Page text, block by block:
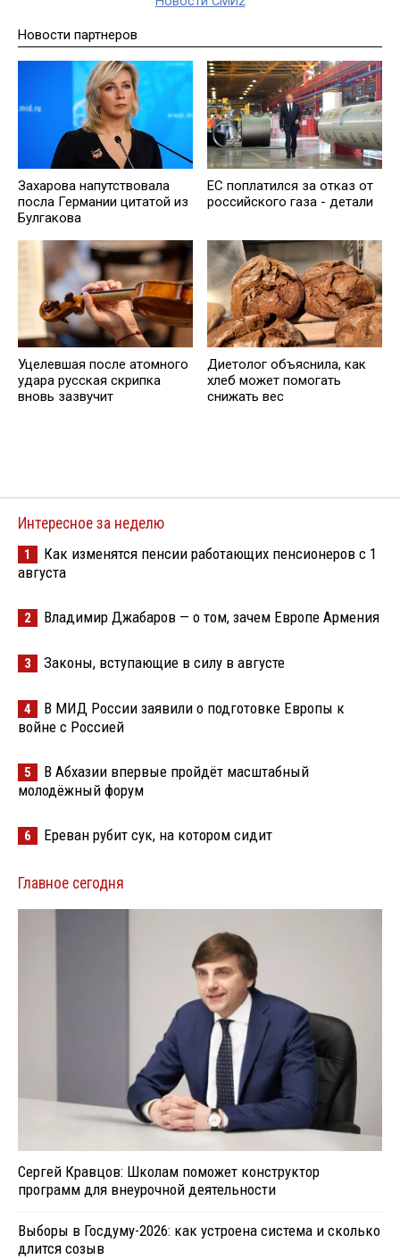
Новости партнеров
Захарова напутствовала
посла Германии цитатой из
Булгакова
EC поплатился за отказ от
российского газа - детали
Уцелевшая после атомного
удара русская скрипка
вновь зазвучит
Диетолог объяснила, как
хлеб может помогать
снижать вес
Интересное за неделю
1
Как изменятся пенсии работающих пенсионеров с 1
августа
2 Владимир Джабаров — о том, зачем Европе Армения
3 Законы, вступающие в силу в августе
4
В МИД России заявили о подготовке Европы к
войне с Россией
5
В Абхазии впервые пройдёт масштабный
молодёжный форум
6 Ереван рубит сук, на котором сидит
Главное сегодня
Сергей Кравцов: Школам поможет конструктор
программ для внеурочной деятельности
Выборы в Госдуму-2026: как устроена система и сколько
длится созыв